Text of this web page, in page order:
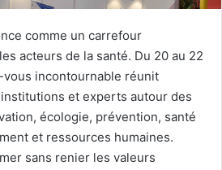
comme un carrefour
acteurs de la santé. Du 20 au 22
vous incontournable réunit
et experts autour des
écologie, prévention, santé
et ressources humaines.
sans renier les valeurs